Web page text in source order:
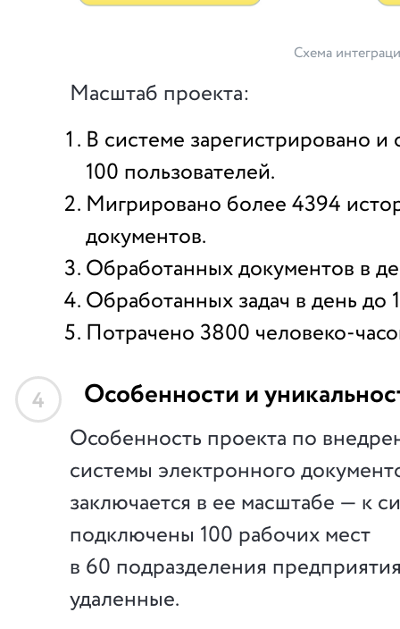
Схема
Масштаб проекта:
В системе зарегистрировано и
100 пользователей.
Мигрировано более 4394
документов.
Обработанных документов в
Обработанных задач в день до
Потрачено 3800 человеко-
4 Особенности и
Особенность проекта по
системы электронного
заключается в ее масштабе — к
подключены 100 рабочих мест
в 60 подразделения
удаленные.